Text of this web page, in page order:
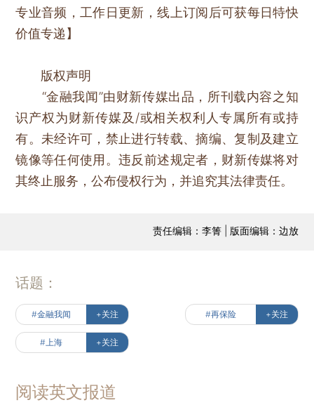
专业音频，工作日更新，线上订阅后可获每日特快
价值专递】
版权声明
“金融我闻”由财新传媒出品，所刊载内容之知
识产权为财新传媒及/或相关权利人专属所有或持
有。未经许可，禁止进行转载、摘编、复制及建立
镜像等任何使用。违反前述规定者，财新传媒将对
其终止服务，公布侵权行为，并追究其法律责任。
责任编辑：李箐 | 版面编辑：边放
话题：
#金融我闻 +关注 #再保险 +关注
#上海 +关注
阅读英文报道